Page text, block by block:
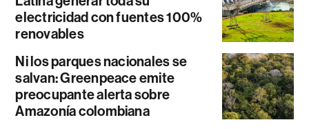
electricidad con fuentes 100%
renovables
Ni los parques nacionales se
salvan: Greenpeace emite
preocupante alerta sobre
Amazonía colombiana